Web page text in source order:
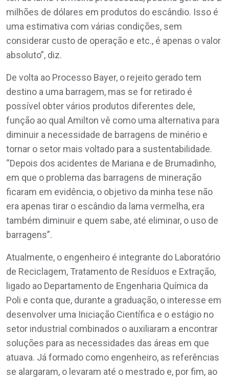
milhões de dólares em produtos do escândio. Isso é
uma estimativa com várias condições, sem
considerar custo de operação e etc., é apenas o valor
absoluto”, diz.
De volta ao Processo Bayer, o rejeito gerado tem
destino a uma barragem, mas se for retirado é
possível obter vários produtos diferentes dele,
função ao qual Amilton vê como uma alternativa para
diminuir a necessidade de barragens de minério e
tornar o setor mais voltado para a sustentabilidade.
“Depois dos acidentes de Mariana e de Brumadinho,
em que o problema das barragens de mineração
ficaram em evidência, o objetivo da minha tese não
era apenas tirar o escândio da lama vermelha, era
também diminuir e quem sabe, até eliminar, o uso de
barragens”.
Atualmente, o engenheiro é integrante do Laboratório
de Reciclagem, Tratamento de Resíduos e Extração,
ligado ao Departamento de Engenharia Química da
Poli e conta que, durante a graduação, o interesse em
desenvolver uma Iniciação Científica e o estágio no
setor industrial combinados o auxiliaram a encontrar
soluções para as necessidades das áreas em que
atuava. Já formado como engenheiro, as referências
se alargaram, o levaram até o mestrado e, por fim, ao